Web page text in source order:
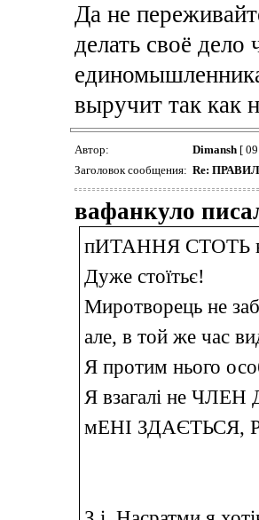
Да не
делать своё дело
выручит так как
Автор: Dimansh[ 09
Заголовок сообщения: Re:
вафанкуло
пИТАННЯ СТОТЬ в
Дуже стоїтьє!
Миротворець не
але, в той же час
Я протим нього
Я взагалі не ЧЛЕН
мЕНІ